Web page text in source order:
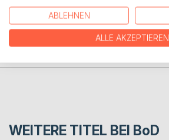
PRESSESTIMMEN
WEITERE TITEL BEI BoD
ABLEHNEN
ALLE AKZEPTIEREN